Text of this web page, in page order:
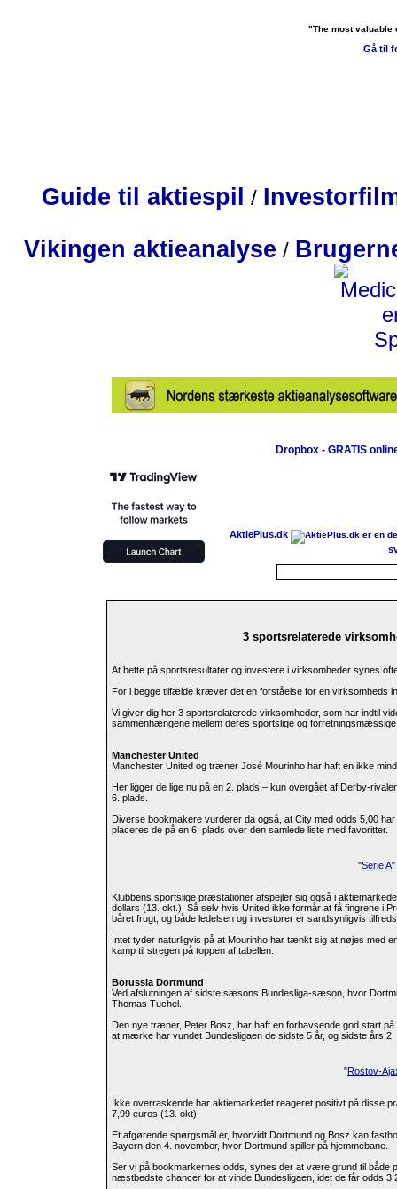
"The most valuable
Gå til
Guide til aktiespil /
Vikingen aktieanalyse /
Dropbox - GRATIS
AktiePlus.dk
3 sportsrelaterede
At bette på sportsresultater og investere i virksomheder synes
For i begge tilfælde kræver det en forståelse for en virksomheds
Vi giver dig her 3 sportsrelaterede virksomheder, som har indtil
sammenhængene mellem deres sportslige og
Manchester United
Manchester United og træner José Mourinho har haft en ikke
Her ligger de lige nu på en 2. plads – kun overgået af Derby-
6. plads.
Diverse bookmakere vurderer da også, at City med odds 5,00
placeres de på en 6. plads over den samlede liste med favoritter.
"Serie A"
Klubbens sportslige præstationer afspejler sig også i
dollars (13. okt.). Så selv hvis United ikke formår at få fingrene i
båret frugt, og både ledelsen og investorer er sandsynligvis
Intet tyder naturligvis på at Mourinho har tænkt sig at nøjes med
kamp til stregen på toppen af tabellen.
Borussia Dortmund
Ved afslutningen af sidste sæsons Bundesliga-sæson, hvor
Thomas Tuchel.
Den nye træner, Peter Bosz, har haft en forbavsende god start
at mærke har vundet Bundesligaen de sidste 5 år, og sidste års 2.
"Rostov-
Ikke overraskende har aktiemarkedet reageret positivt på disse
7,99 euros (13. okt).
Et afgørende spørgsmål er, hvorvidt Dortmund og Bosz kan
Bayern den 4. november, hvor Dortmund spiller på hjemmebane.
Ser vi på bookmarkernes odds, synes der at være grund til både
næstbedste chancer for at vinde Bundesligaen, idet de får odds